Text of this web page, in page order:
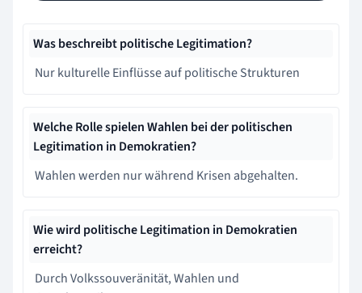
Was beschreibt politische Legitimation?
Nur kulturelle Einflüsse auf politische Strukturen
Welche Rolle spielen Wahlen bei der politischen
Legitimation in Demokratien?
Wahlen werden nur während Krisen abgehalten.
Wie wird politische Legitimation in Demokratien
erreicht?
Durch Volkssouveränität, Wahlen und